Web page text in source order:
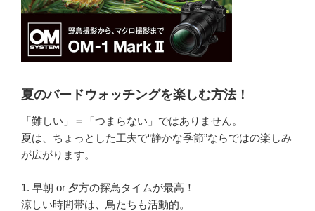
夏のバードウォッチングを楽しむ方法！
「難しい」＝「つまらない」ではありません。
夏は、ちょっとした工夫で“静かな季節”ならではの楽しみ
が広がります。
1. 早朝 or 夕方の探鳥タイムが最高！
涼しい時間帯は、鳥たちも活動的。